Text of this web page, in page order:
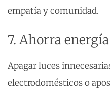
empatía y comunidad.
7. Ahorra
Apagar luces
electrodomésticos o